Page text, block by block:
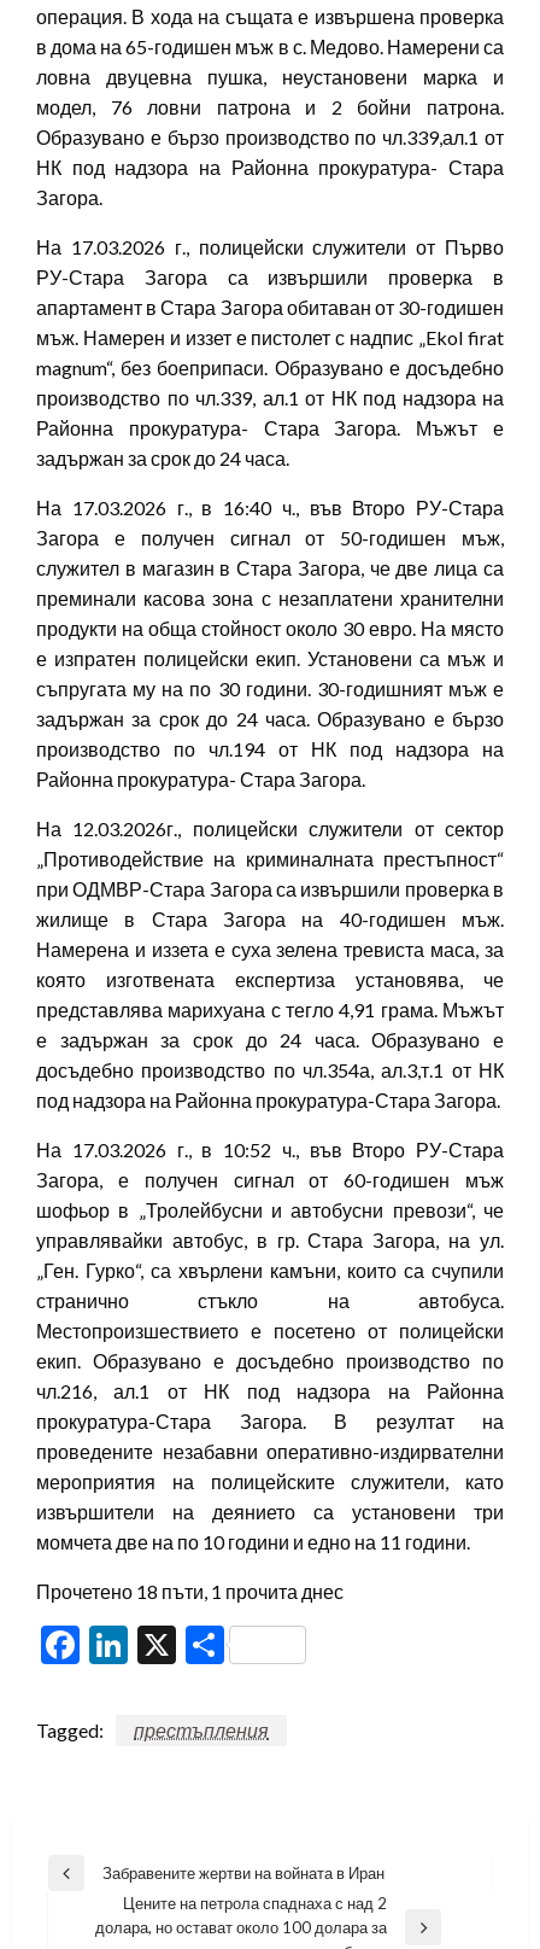
операция. В хода на същата е извършена проверка
в дома на 65-годишен мъж в с. Медово. Намерени са
ловна двуцевна пушка, неустановени марка и
модел, 76 ловни патрона и 2 бойни патрона.
Образувано е бързо производство по чл.339,ал.1 от
НК под надзора на Районна прокуратура- Стара
Загора.
На 17.03.2026 г., полицейски служители от Първо
РУ-Стара Загора са извършили проверка в
апартамент в Стара Загора обитаван от 30-годишен
мъж. Намерен и иззет е пистолет с надпис „Ekol firat
magnum“, без боеприпаси. Образувано е досъдебно
производство по чл.339, ал.1 от НК под надзора на
Районна прокуратура- Стара Загора. Мъжът е
задържан за срок до 24 часа.
На 17.03.2026 г., в 16:40 ч., във Второ РУ-Стара
Загора е получен сигнал от 50-годишен мъж,
служител в магазин в Стара Загора, че две лица са
преминали касова зона с незаплатени хранителни
продукти на обща стойност около 30 евро. На място
е изпратен полицейски екип. Установени са мъж и
съпругата му на по 30 години. 30-годишният мъж е
задържан за срок до 24 часа. Образувано е бързо
производство по чл.194 от НК под надзора на
Районна прокуратура- Стара Загора.
На 12.03.2026г., полицейски служители от сектор
„Противодействие на криминалната престъпност“
при ОДМВР-Стара Загора са извършили проверка в
жилище в Стара Загора на 40-годишен мъж.
Намерена и иззета е суха зелена тревиста маса, за
която изготвената експертиза установява, че
представлява марихуана с тегло 4,91 грама. Мъжът
е задържан за срок до 24 часа. Образувано е
досъдебно производство по чл.354а, ал.3,т.1 от НК
под надзора на Районна прокуратура-Стара Загора.
На 17.03.2026 г., в 10:52 ч., във Второ РУ-Стара
Загора, е получен сигнал от 60-годишен мъж
шофьор в „Тролейбусни и автобусни превози“, че
управлявайки автобус, в гр. Стара Загора, на ул.
„Ген. Гурко“, са хвърлени камъни, които са счупили
странично стъкло на автобуса.
Местопроизшествието е посетено от полицейски
екип. Образувано е досъдебно производство по
чл.216, ал.1 от НК под надзора на Районна
прокуратура-Стара Загора. В резултат на
проведените незабавни оперативно-издирвателни
мероприятия на полицейските служители, като
извършители на деянието са установени три
момчета две на по 10 години и едно на 11 години.
Прочетено 18 пъти, 1 прочита днес
Facebook
LinkedIn
X Share
Tagged: престъпления
Навигация
Previous
Забравените жертви на войната в Иран
Next
Цените на петрола спаднаха с над 2
долара, но остават около 100 долара за